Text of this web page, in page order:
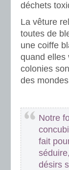
déchets
La vêture
toutes de
une coiffe
quand elles
colonies
des
Notre
fait
désirs